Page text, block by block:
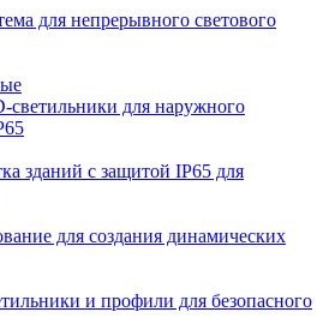
для непрерывного светового
для наружного
зданий с защитой IP65 для
для создания динамических
и профили для безопасного